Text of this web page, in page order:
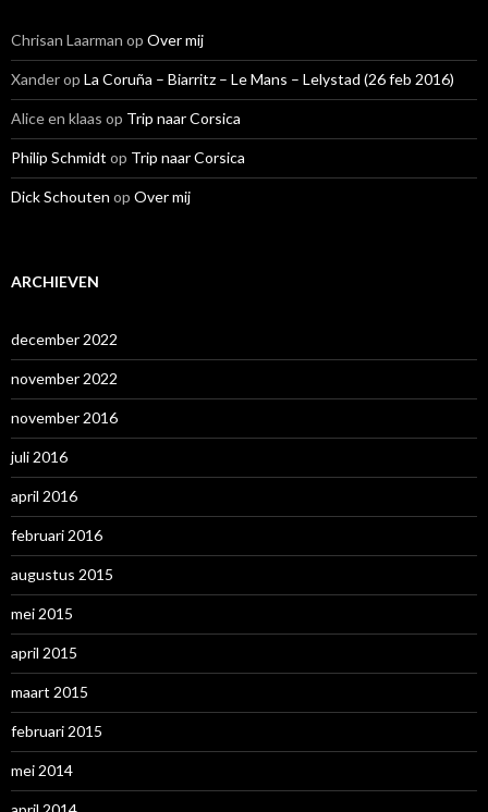
Chrisan Laarman op Over mij
Xanderop La Coruña – Biarritz – Le Mans – Lelystad (26 feb 2016)
Alice en klaas op Trip naar Corsica
Philip Schmidt op Trip naar Corsica
Dick Schouten op Over mij
ARCHIEVEN
december 2022
november 2022
november 2016
juli 2016
april 2016
februari 2016
augustus 2015
mei 2015
april 2015
maart 2015
februari 2015
mei 2014